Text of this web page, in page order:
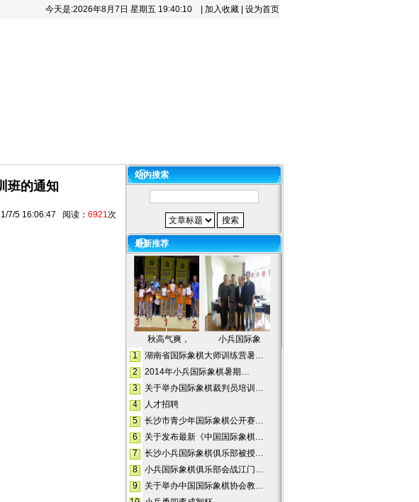
今天是:2026年8月7日 星期五 19:40:10 加入收藏 设为首页
班的通知
7/5 16:06:47 阅读： 6921次
站内搜索
最新推荐
秋高气爽，
小兵国际象
1
湖南省国际象棋大师训练营暑…
2
2014年小兵国际象棋暑期…
3
关于举办国际象棋裁判员培训…
4
人才招聘
5
长沙市青少年国际象棋公开赛…
6
关于发布最新《中国国际象棋…
7
长沙小兵国际象棋俱乐部被授…
8
小兵国际象棋俱乐部会战江门…
9
关于举办中国国际象棋协会教…